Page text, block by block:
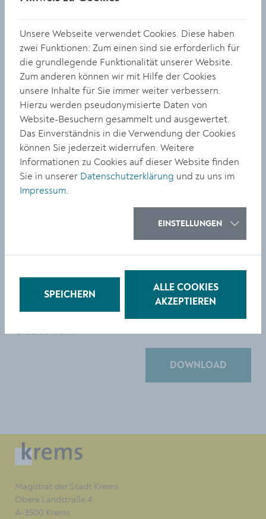
DOWNLOAD
5613 x 3742 Px
4.76 MB
© Stadt Krems
DOWNLOAD
Magistrat der Stadt Krems
Obere Landstraße 4
A-3500 Krems
Unsere Webseite verwendet Cookies. Diese haben
zwei Funktionen: Zum einen sind sie erforderlich für
die grundlegende Funktionalität unserer Website.
Zum anderen können wir mit Hilfe der Cookies
unsere Inhalte für Sie immer weiter verbessern.
Hierzu werden pseudonymisierte Daten von
Website-Besuchern gesammelt und ausgewertet.
Das Einverständnis in die Verwendung der Cookies
können Sie jederzeit widerrufen. Weitere
Informationen zu Cookies auf dieser Website finden
Sie in unserer Datenschutzerklärung und zu uns im
Impressum.
EINSTELLUNGEN
SPEICHERN
ALLE COOKIES
AKZEPTIEREN